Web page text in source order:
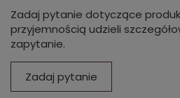
Zadaj pytanie dotyczące
przyjemnością udzieli
zapytanie.
Zadaj pytanie